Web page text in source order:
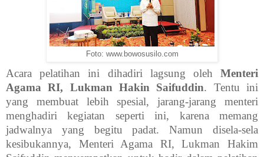
Foto: www.bowosusilo.com
Acara pelatihan ini dihadiri lagsung oleh Menteri
Agama RI, Lukman Hakin Saifuddin. Tentu ini
yang membuat lebih spesial, jarang-jarang menteri
menghadiri kegiatan seperti ini, karena memang
jadwalnya yang begitu padat. Namun disela-sela
kesibukannya, Menteri Agama RI, Lukman Hakim